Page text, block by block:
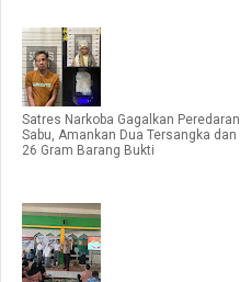
Satres Narkoba Gagalkan Peredaran
Sabu, Amankan Dua Tersangka dan
26 Gram Barang Bukti